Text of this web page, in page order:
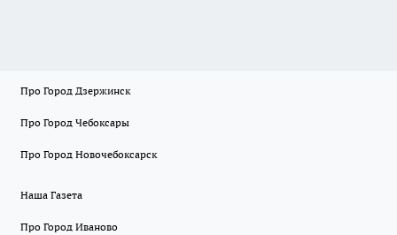
Про Город Дзержинск
Про Город Чебоксары
Про Город Новочебоксарск
Наша Газета
Про Город Иваново